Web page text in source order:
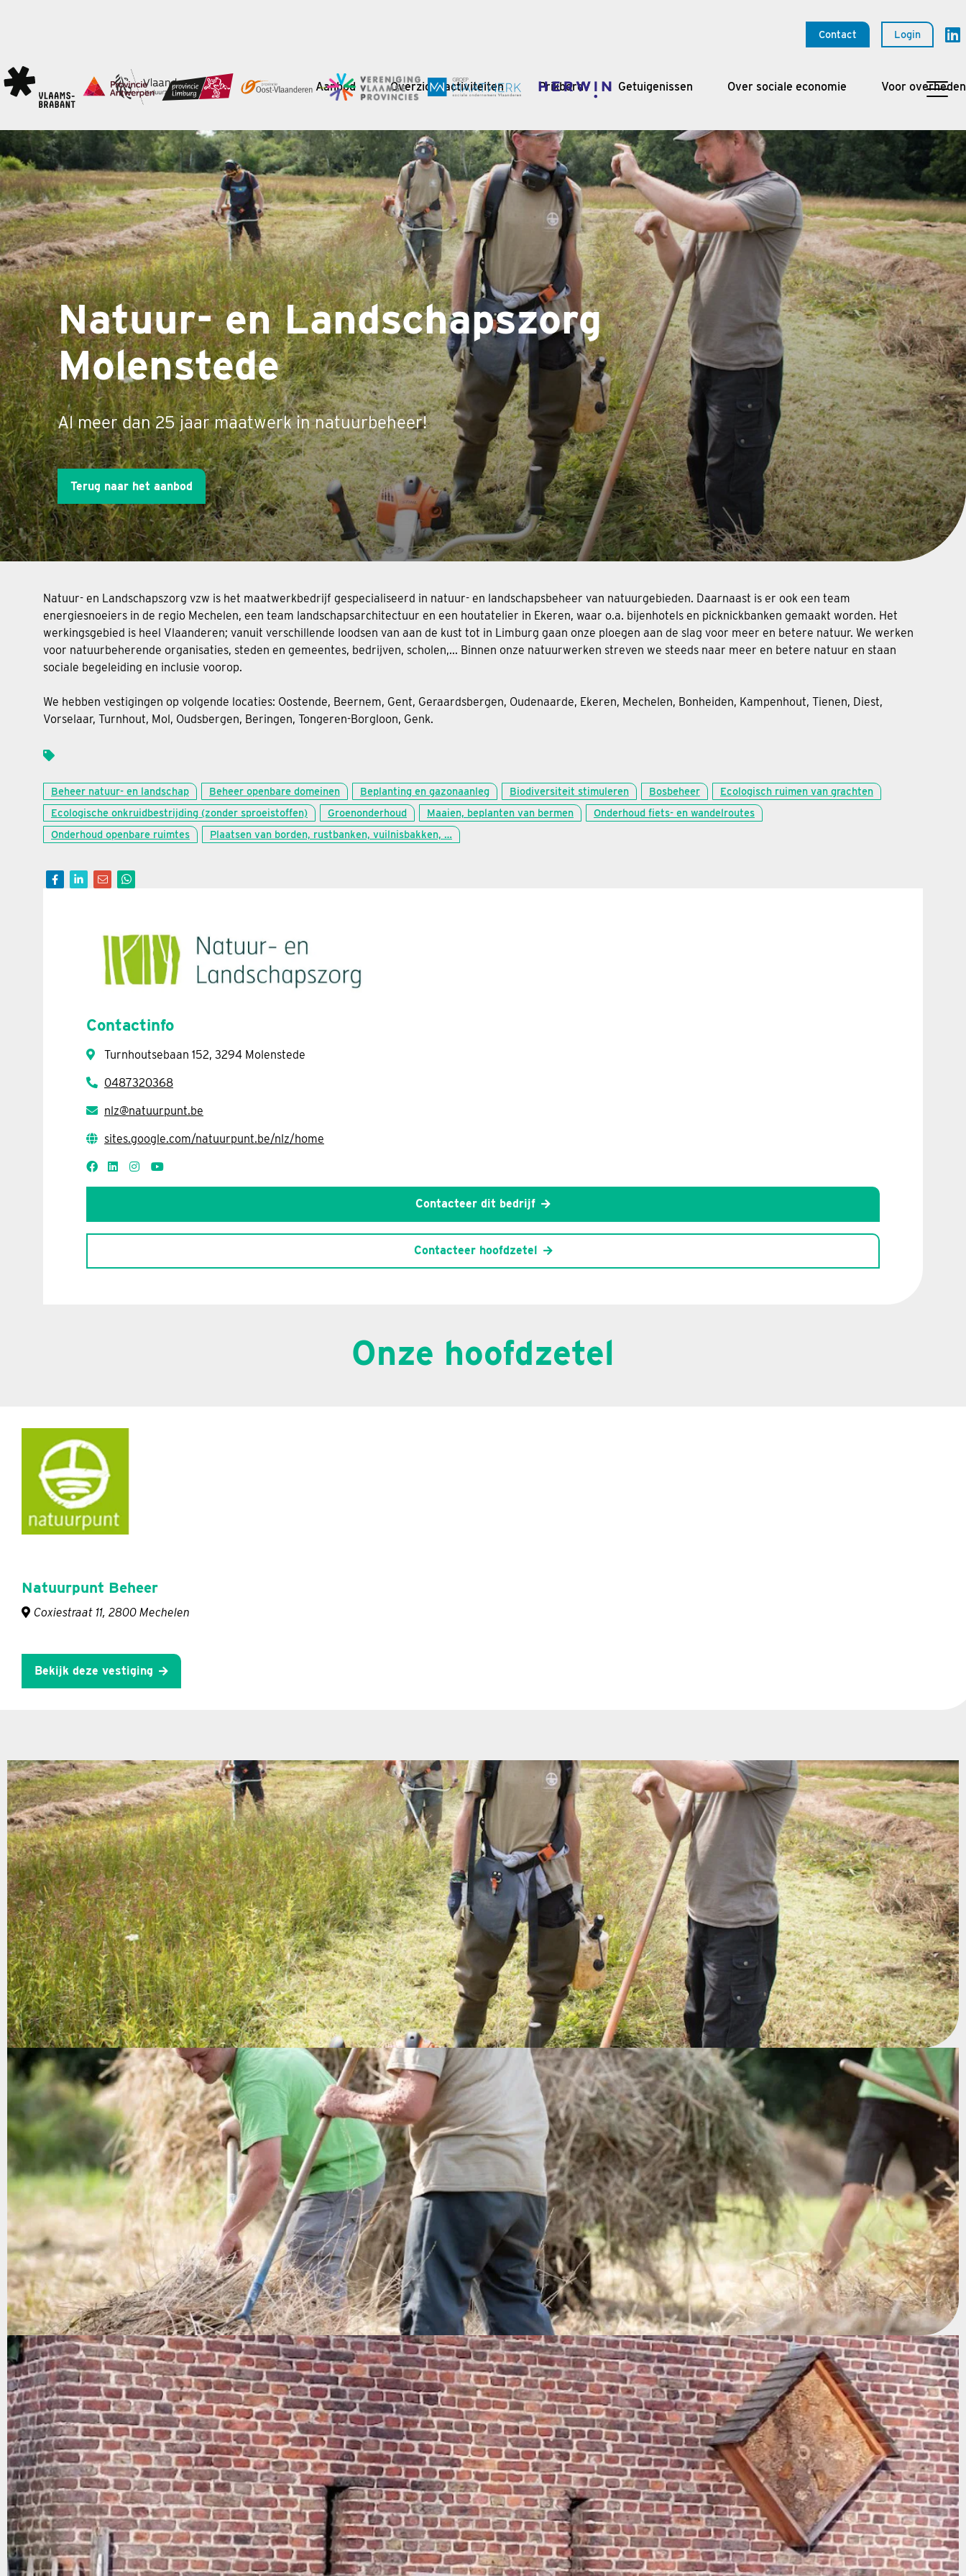
Contact Login
Aanbod Overzicht activiteiten Prikbord Getuigenissen Over sociale economie Voor overheden
Natuur- en Landschapszorg
Molenstede
Al meer dan 25 jaar maatwerk in natuurbeheer!
Terug naar het aanbod
Natuur- en Landschapszorg vzw is het maatwerkbedrijf gespecialiseerd in natuur- en landschapsbeheer van natuurgebieden. Daarnaast is er ook een team
energiesnoeiers in de regio Mechelen, een team landschapsarchitectuur en een houtatelier in Ekeren, waar o.a. bijenhotels en picknickbanken gemaakt worden. Het
werkingsgebied is heel Vlaanderen; vanuit verschillende loodsen van aan de kust tot in Limburg gaan onze ploegen aan de slag voor meer en betere natuur. We werken
voor natuurbeherende organisaties, steden en gemeentes, bedrijven, scholen,... Binnen onze natuurwerken streven we steeds naar meer en betere natuur en staan
sociale begeleiding en inclusie voorop.
We hebben vestigingen op volgende locaties: Oostende, Beernem, Gent, Geraardsbergen, Oudenaarde, Ekeren, Mechelen, Bonheiden, Kampenhout, Tienen, Diest,
Vorselaar, Turnhout, Mol, Oudsbergen, Beringen, Tongeren-Borgloon, Genk.
Beheer natuur- en landschap Beheer openbare domeinen Beplanting en gazonaanleg Biodiversiteit stimuleren Bosbeheer
Ecologisch ruimen van grachten
Ecologische onkruidbestrijding (zonder sproeistoffen)
Groenonderhoud Maaien, beplanten van bermen
Onderhoud fiets- en wandelroutes
Onderhoud openbare ruimtes
Plaatsen van borden, rustbanken, vuilnisbakken, …
Contactinfo
Turnhoutsebaan 152, 3294 Molenstede
0487320368
nlz@natuurpunt.be
sites.google.com/natuurpunt.be/nlz/home
Contacteer dit bedrijf
Contacteer hoofdzetel
Onze hoofdzetel
Natuurpunt Beheer
Coxiestraat 11, 2800 Mechelen
Bekijk deze vestiging